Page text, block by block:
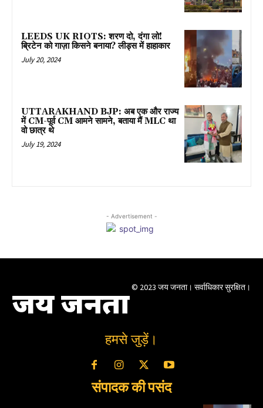
LEEDS UK RIOTS: शरण दो, दंगा लो!
ब्रिटेन को गाज़ा किसने बनाया? लीड्स में हाहाकार
July 20, 2024
UTTARAKHAND BJP: अब एक और राज्य
में CM-पूर्व CM आमने सामने, बताया मैं MLC था
वो छात्र थे
July 19, 2024
- Advertisement -
जय जनता © 2023 जय जनता। सर्वाधिकार सुरक्षित।
हमसे जुड़ें।
संपादक की पसंद